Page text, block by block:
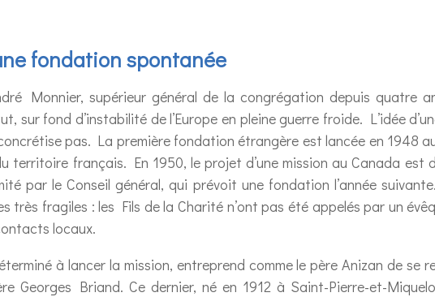
fondation spontanée
Monnier, supérieur général de la congrégation depuis quatre
sur fond d’instabilité de l’Europe en pleine guerre froide. L’idée
pas. La première fondation étrangère est lancée en 1948
territoire français. En 1950, le projet d’une mission au Canada est
par le Conseil général, qui prévoit une fondation l’année
très fragiles : les Fils de la Charité n’ont pas été appelés par un
locaux.
à lancer la mission, entreprend comme le père Anizan de se
Georges Briand. Ce dernier, né en 1912 à Saint-Pierre-et-